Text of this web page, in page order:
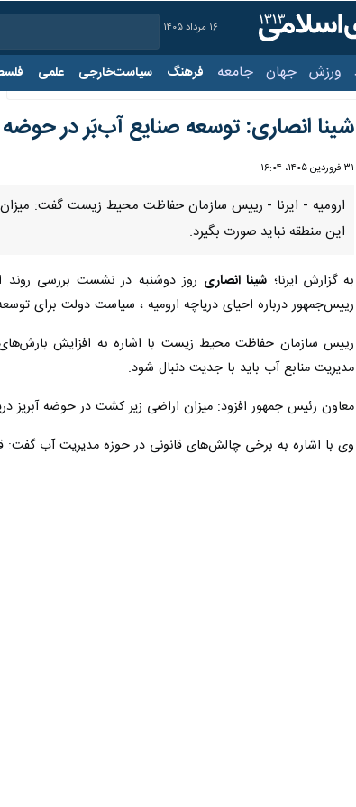
۱۶ مرداد ۱۴۰۵
ورزش جهان جامعه فرهنگ سیاست‌خارجی علمی فلسطین
شینا انصاری: توسعه صنایع آب‌بَر در
۳۱ فروردین ۱۴۰۵، ۱۶:۰۴
ارومیه - ایرنا - رییس سازمان حفاظت محیط زیست گفت: میزان
منطقه نباید صورت بگیرد.
به گزارش ایرنا؛ شینا انصاری روز دوشنبه در نشست بررسی روند
رییس‌جمهور درباره احیای دریاچه ارومیه ، سیاست دولت برای
رییس سازمان حفاظت محیط‌ زیست با اشاره به افزایش بارش‌های
مدیریت منابع آب باید با جدیت دنبال شود.
معاون رئیس جمهور افزود: میزان اراضی زیر کشت در حوضه آبریز
وی با اشاره به برخی چالش‌های قانونی در حوزه مدیریت آب گفت: